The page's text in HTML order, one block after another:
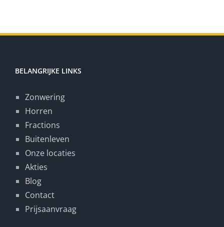
BELANGRIJKE LINKS
Zonwering
Horren
Fractions
Buitenleven
Onze locaties
Akties
Blog
Contact
Prijsaanvraag